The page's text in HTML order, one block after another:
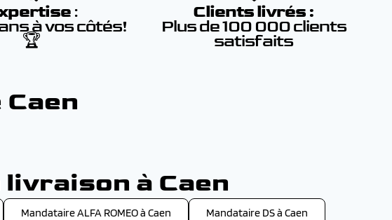
:
à vos côtés!
🏆
Clients livrés :
Plus de 100 000 clients
satisfaits
à Caen
Mandataire ALFA ROMEO à Caen Mandataire DS à Caen